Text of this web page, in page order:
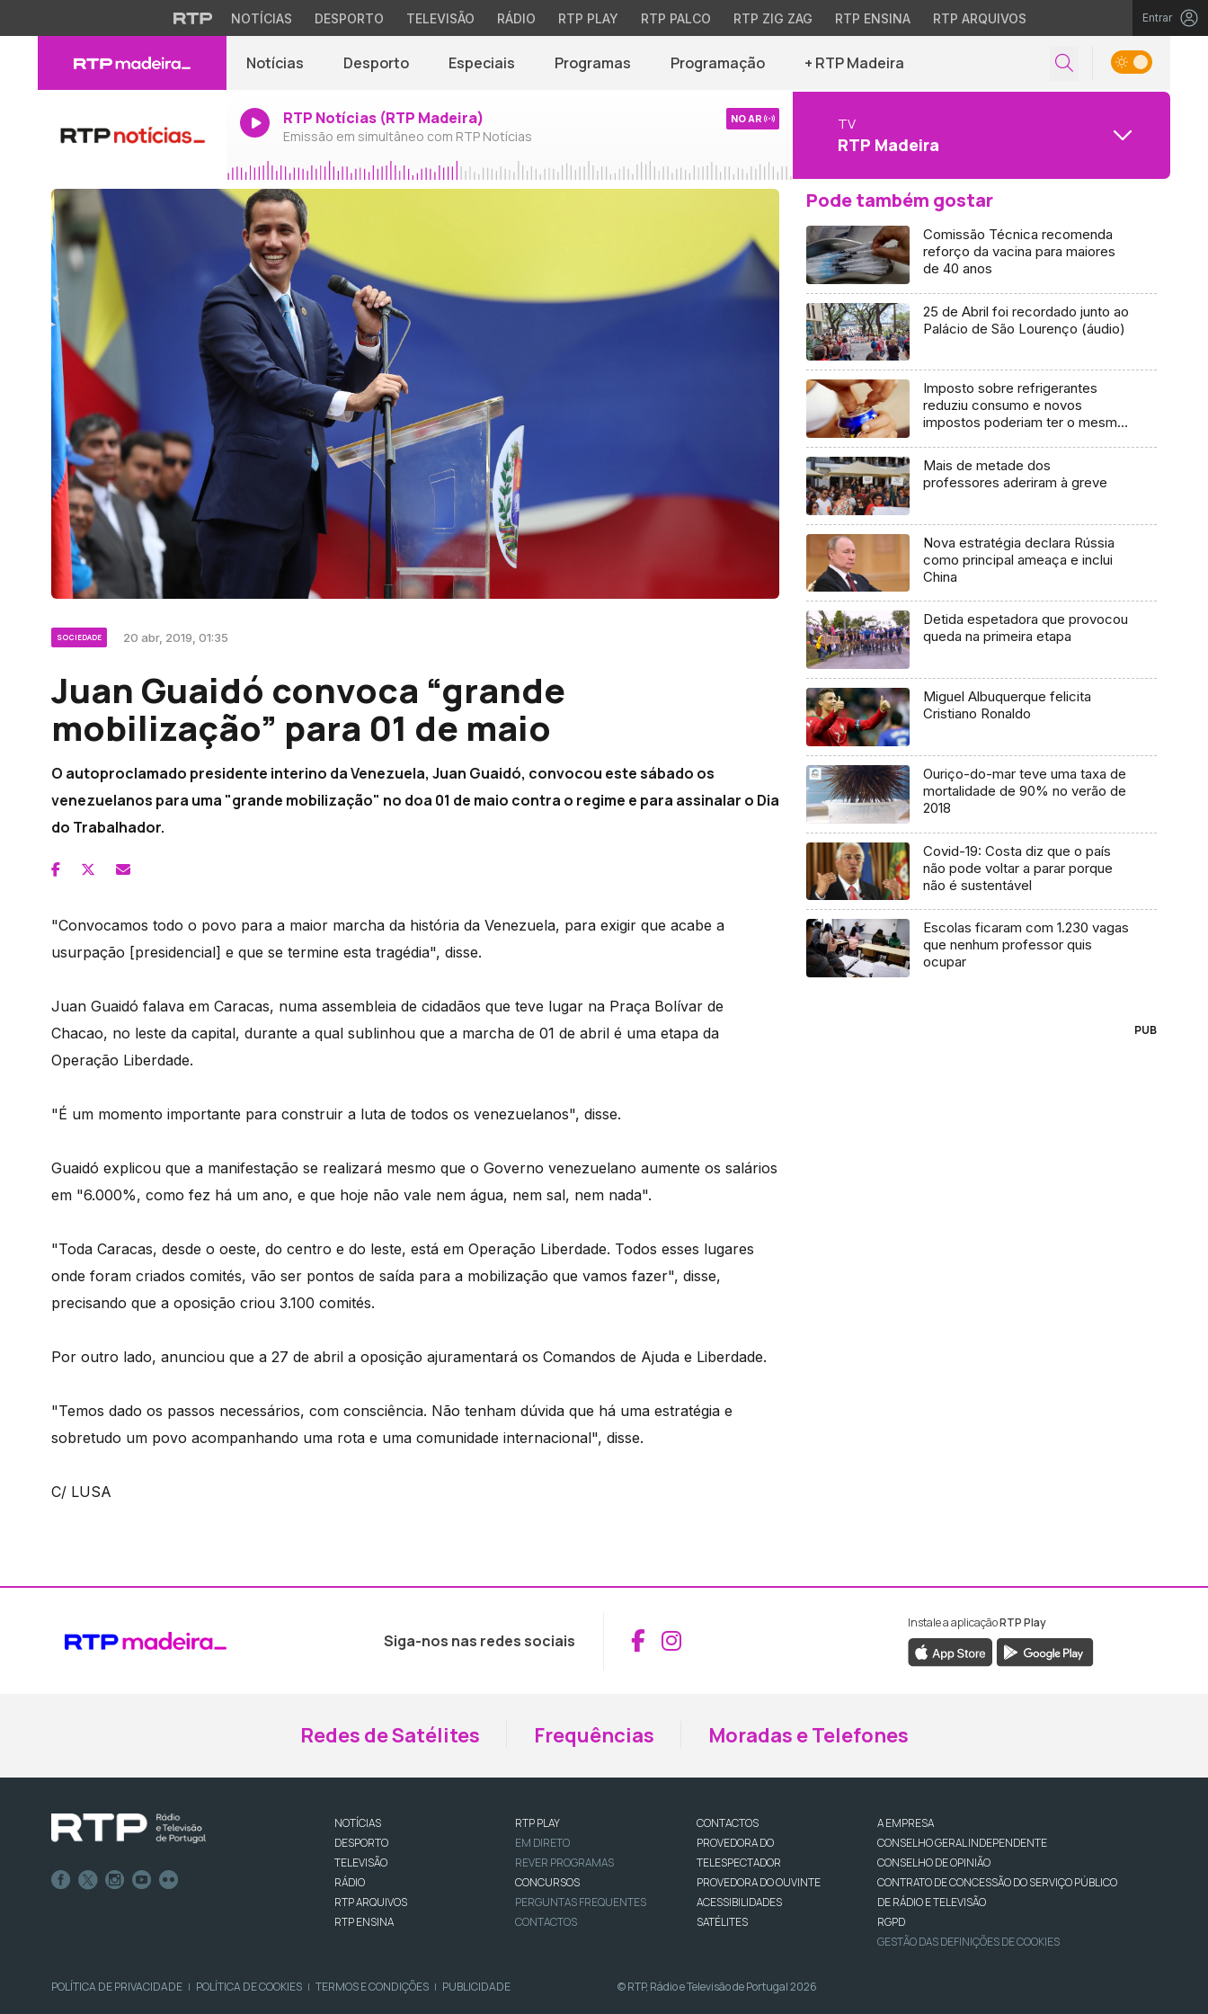
NOTÍCIAS DESPORTO TELEVISÃO RÁDIO RTP PLAY RTP PALCO RTP ZIG ZAG RTP ENSINA RTP ARQUIVOS Entrar
Notícias Desporto Especiais Programas Programação + RTP Madeira
RTP Notícias (RTP Madeira)
Emissão em simultâneo com RTP Notícias
NO AR TV
RTP Madeira
SOCIEDADE 20 abr, 2019, 01:35
Juan Guaidó convoca “grande
mobilização” para 01 de maio
O autoproclamado presidente interino da Venezuela, Juan Guaidó, convocou este sábado os
venezuelanos para uma "grande mobilização" no doa 01 de maio contra o regime e para assinalar o Dia
do Trabalhador.
"Convocamos todo o povo para a maior marcha da história da Venezuela, para exigir que acabe a
usurpação [presidencial] e que se termine esta tragédia", disse.
Juan Guaidó falava em Caracas, numa assembleia de cidadãos que teve lugar na Praça Bolívar de
Chacao, no leste da capital, durante a qual sublinhou que a marcha de 01 de abril é uma etapa da
Operação Liberdade.
"É um momento importante para construir a luta de todos os venezuelanos", disse.
Guaidó explicou que a manifestação se realizará mesmo que o Governo venezuelano aumente os salários
em "6.000%, como fez há um ano, e que hoje não vale nem água, nem sal, nem nada".
"Toda Caracas, desde o oeste, do centro e do leste, está em Operação Liberdade. Todos esses lugares
onde foram criados comités, vão ser pontos de saída para a mobilização que vamos fazer", disse,
precisando que a oposição criou 3.100 comités.
Por outro lado, anunciou que a 27 de abril a oposição ajuramentará os Comandos de Ajuda e Liberdade.
"Temos dado os passos necessários, com consciência. Não tenham dúvida que há uma estratégia e
sobretudo um povo acompanhando uma rota e uma comunidade internacional", disse.
C/ LUSA
Pode também gostar
Comissão Técnica recomenda
reforço da vacina para maiores
de 40 anos
25 de Abril foi recordado junto ao
Palácio de São Lourenço (áudio)
Imposto sobre refrigerantes
reduziu consumo e novos
impostos poderiam ter o mesmo
Mais de metade dos
professores aderiram à greve
Nova estratégia declara Rússia
como principal ameaça e inclui
China
Detida espetadora que provocou
queda na primeira etapa
Miguel Albuquerque felicita
Cristiano Ronaldo
Ouriço-do-mar teve uma taxa de
mortalidade de 90% no verão de
2018
Covid-19: Costa diz que o país
não pode voltar a parar porque
não é sustentável
Escolas ficaram com 1.230 vagas
que nenhum professor quis
ocupar
PUB
Siga-nos nas redes sociais Aceder ao Facebook da RTP Madeira
Aceder ao Instagram da RTP Madeira
Instale a aplicaçãoRTP Play
Redes de Satélites Frequências Moradas e Telefones
NOTÍCIAS
DESPORTO
TELEVISÃO
RÁDIO
RTP ARQUIVOS
RTP ENSINA
RTP PLAY
EM DIRETO
REVER PROGRAMAS
CONCURSOS
PERGUNTAS FREQUENTES
CONTACTOS
CONTACTOS
PROVEDORA DO
TELESPECTADOR
PROVEDORA DO OUVINTE
ACESSIBILIDADES
SATÉLITES
A EMPRESA
CONSELHO GERAL INDEPENDENTE
CONSELHO DE OPINIÃO
CONTRATO DE CONCESSÃO DO SERVIÇO PÚBLICO
DE RÁDIO E TELEVISÃO
RGPD
GESTÃO DAS DEFINIÇÕES DE COOKIES
POLÍTICA DE PRIVACIDADE | POLÍTICA DE COOKIES | TERMOS E CONDIÇÕES | PUBLICIDADE © RTP, Rádio e Televisão de Portugal 2026